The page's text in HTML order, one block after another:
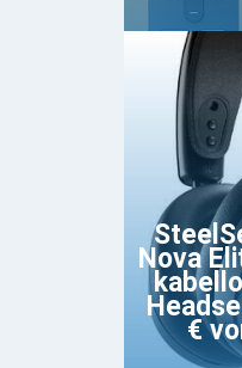
Nova
€